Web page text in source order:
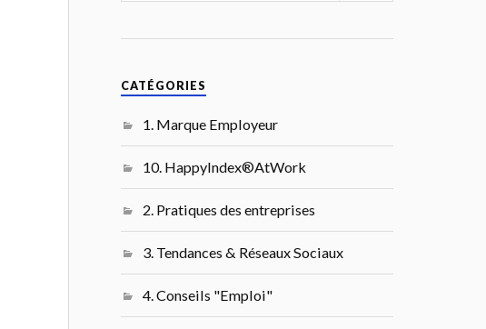
CATÉGORIES
1. Marque Employeur
10. HappyIndex®AtWork
2. Pratiques des entreprises
3. Tendances & Réseaux Sociaux
4. Conseils "Emploi"